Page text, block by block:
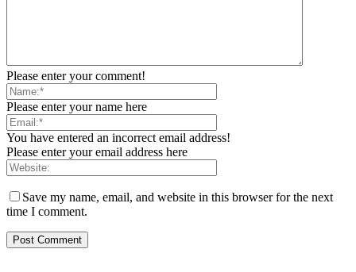
Please enter your comment!
Please enter your name here
You have entered an incorrect email address!
Please enter your email address here
Save my name, email, and website in this browser for the next
time I comment.